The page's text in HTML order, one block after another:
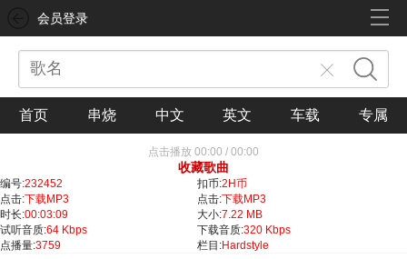
会员登录
首页 串烧 中文 英文 车载 专属
点击播放 00:00 / 00:00
收藏歌曲
编号:232452 扣币:2H币
点击:下载MP3 点击:下载MP3
时长:00:03:09 大小:7.22 MB
试听音质:64 Kbps 下载音质:320 Kbps
点播量:3759 栏目:Hardstyle